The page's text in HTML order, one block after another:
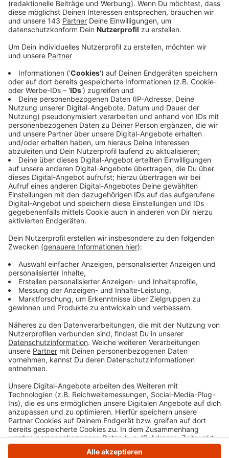
Mit 13 hat er angefangen zu rappen, mit 14 kam schon
die Debüt-EP. Kann man da schon von einem alten
Hasen sprechen? Eigentlich nicht. Schließlich ist The
Kid Laroi auch mit 17 noch taufrisch.
Anzeige
Wir benötigen Ihre
Zustimmung, um den YouTube
Video-Service zu laden!
Wir verwenden einen Service eines
Drittanbieters, um Videoinhalte
einzubetten. Dieser Service kann
Daten zu Ihren Aktivitäten
sammeln. Bitte lesen Sie die
Details durch und stimmen Sie der
Nutzung des Service zu, um dieses
Video anzusehen.
Mehr Informationen
Akzeptieren
powered byUsercentrics Consent
Management Platform
Anzeige
Anzeige